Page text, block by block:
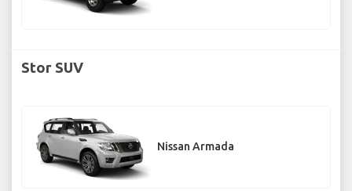
Stor SUV
Nissan Armada